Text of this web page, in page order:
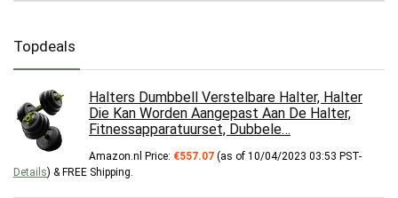
Topdeals
Halters Dumbbell Verstelbare Halter, Halter
Die Kan Worden Aangepast Aan De Halter,
Fitnessapparatuurset, Dubbele…
Amazon.nl Price: €557.07 (as of 10/04/2023 03:53 PST-
Details) & FREE Shipping.